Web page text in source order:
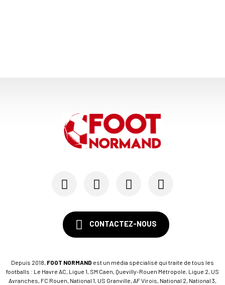
SM CAEN - MERCATO
Avec Mohamed Hafid, Malherbe veut frapper un gr...
SM Caen : Julien Meilhac quitte la direction de...
CONTACTEZ-NOUS
Depuis 2018, FOOT NORMAND est un média spécialisé qui traite de tous les
footballs : Le Havre AC, Ligue 1, SM Caen, Quevilly-Rouen Métropole, Ligue 2, US
Avranches, FC Rouen, National 1, US Granville, AF Virois, National 2, National 3,